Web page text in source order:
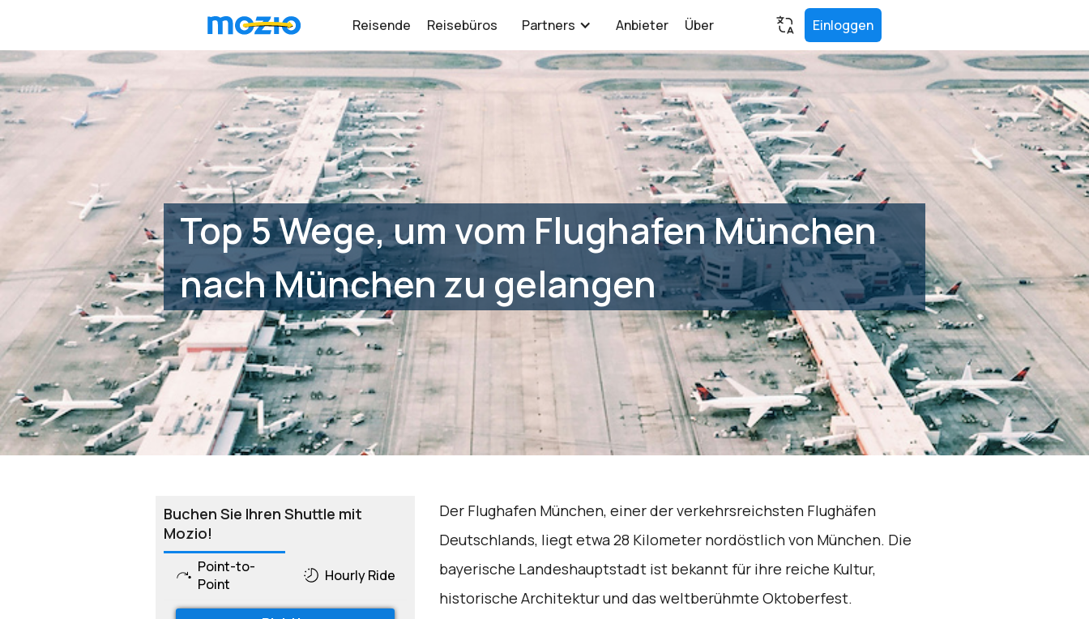
Reisende Reisebüros Partners Anbieter Über Einloggen
Top 5 Wege, um vom Flughafen München
nach München zu gelangen
Buchen Sie Ihren Shuttle mit
Mozio!
Point-to-
Point
Hourly Ride
Der Flughafen München, einer der verkehrsreichsten Flughäfen
Deutschlands, liegt etwa 28 Kilometer nordöstlich von München. Die
bayerische Landeshauptstadt ist bekannt für ihre reiche Kultur,
historische Architektur und das weltberühmte Oktoberfest.